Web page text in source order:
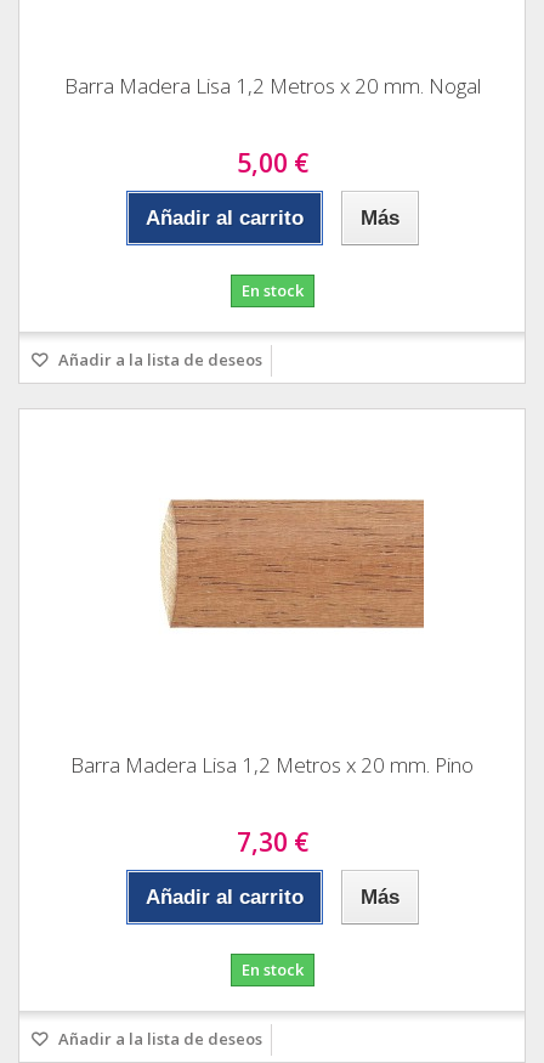
Barra Madera Lisa 1,2 Metros x 20 mm. Nogal
5,00 €
Añadir al carrito Más
En stock
Añadir a la lista de deseos
Barra Madera Lisa 1,2 Metros x 20 mm. Pino
7,30 €
Añadir al carrito Más
En stock
Añadir a la lista de deseos